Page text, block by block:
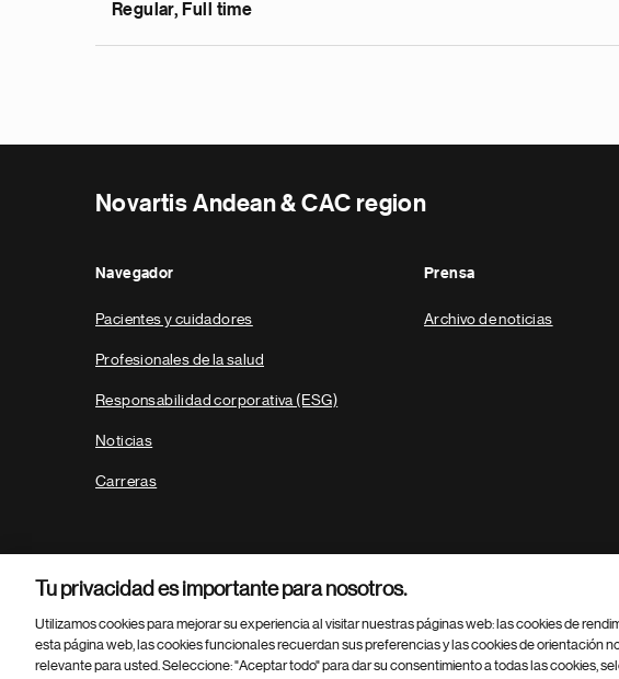
Regular, Full time
Novartis Andean & CAC region
Navegador
Pacientes y cuidadores
Profesionales de la salud
Responsabilidad corporativa (ESG)
Noticias
Carreras
Prensa
Archivo de noticias
Parte
© 2026 Novartis AG
Tu privacidad es importante para nosotros.
Utilizamos cookies para mejorar su experiencia al visitar nuestras páginas web: las cookies de
esta página web, las cookies funcionales recuerdan sus preferencias y las cookies de orientación
relevante para usted. Seleccione: "Aceptar todo" para dar su consentimiento a todas las cookies,